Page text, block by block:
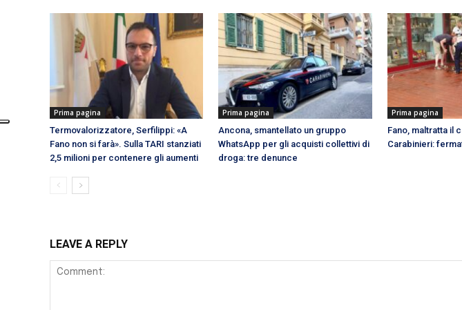
Prima pagina
Termovalorizzatore, Serfilippi: «A
Fano non si farà». Sulla TARI stanziati
2,5 milioni per contenere gli aumenti
Prima pagina
Ancona, smantellato un gruppo
WhatsApp per gli acquisti collettivi di
droga: tre denunce
Prima pagina
Fano, maltratta il
Carabinieri:
LEAVE A REPLY